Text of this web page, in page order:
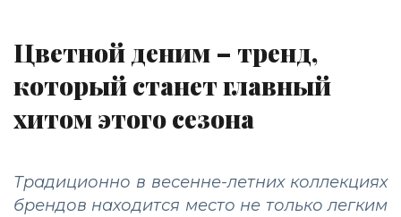
Цветной деним – тренд,
который станет главный
хитом этого сезона
Традиционно в весенне-летних коллекциях
брендов находится место не только легким